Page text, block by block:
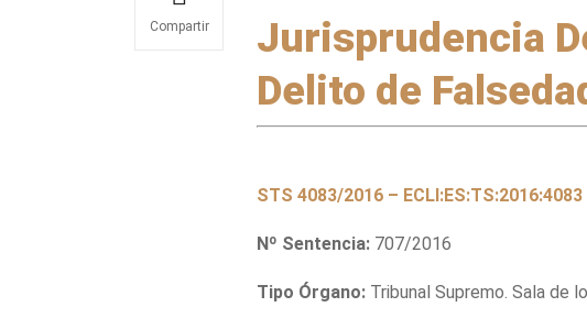
Jurisprudencia
Delito de
STS 4083/2016 – ECLI:ES:TS:2016:4083
Nº Sentencia: 707/2016
Tipo Órgano: Tribunal Supremo. Sala de